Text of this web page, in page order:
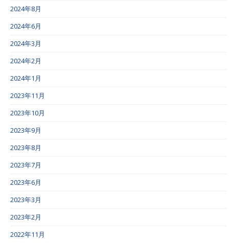
2024年8月
2024年6月
2024年3月
2024年2月
2024年1月
2023年11月
2023年10月
2023年9月
2023年8月
2023年7月
2023年6月
2023年3月
2023年2月
2022年11月